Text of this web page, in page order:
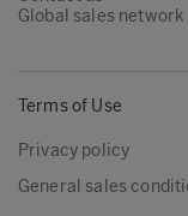
Global sales network
Terms of Use
Privacy policy
General sales